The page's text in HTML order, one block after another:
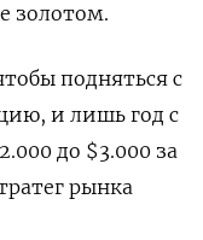
золотом.
подняться с
и лишь год с
до $3.000 за
рынка